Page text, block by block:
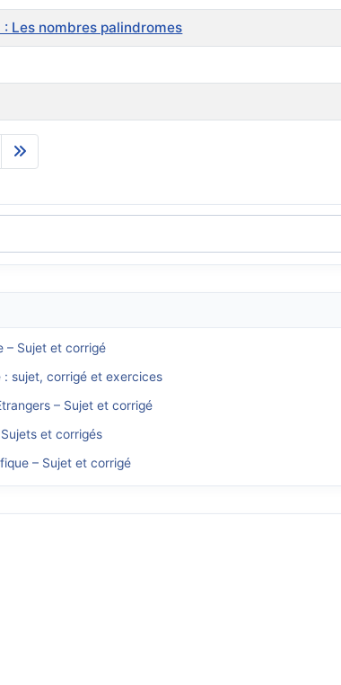
Les nombres palindromes
– Sujet et corrigé
sujet, corrigé et exercices
– Sujet et corrigé
et corrigés
– Sujet et corrigé